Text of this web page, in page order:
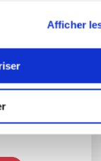
Afficher
recette